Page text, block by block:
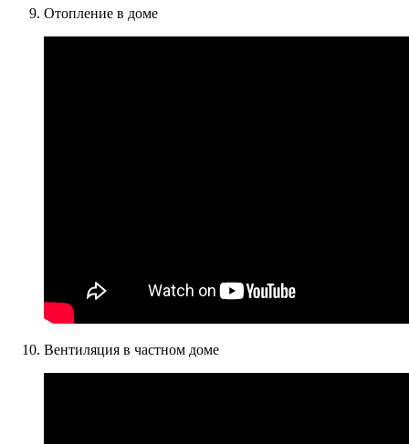
Отопление в доме
Вентиляция в частном доме